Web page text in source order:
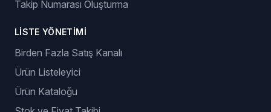
Takip Numarası Oluşturma
LISTE YÖNETIMI
Birden Fazla Satış Kanalı
Ürün Listeleyici
Ürün Kataloğu